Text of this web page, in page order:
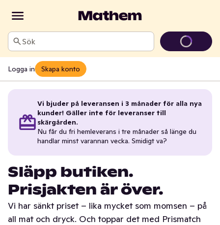
Sök
Logga in Skapa konto
Vi bjuder på leveransen i 3 månader för alla nya
kunder! Gäller inte för leveranser till
skärgården.
Nu får du fri hemleverans i tre månader så länge du
handlar minst varannan vecka. Smidigt va?
Släpp butiken.
Prisjakten är över.
Vi har sänkt priset – lika mycket som momsen – på
all mat och dryck. Och toppar det med Prismatch